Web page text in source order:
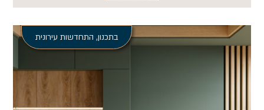
בתכנון, התחדשות עירונית